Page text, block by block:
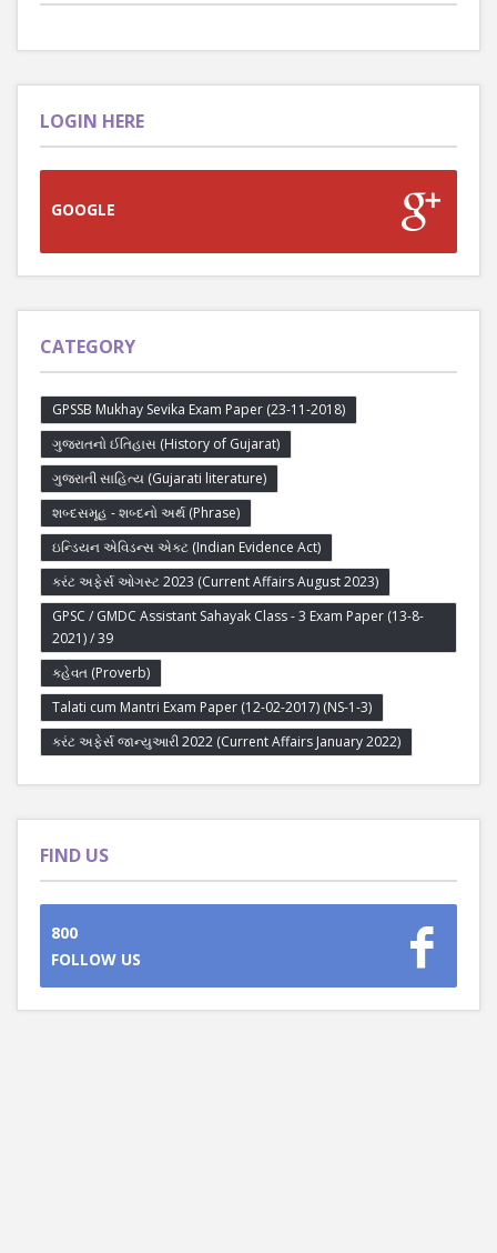
LOGIN HERE
GOOGLE
CATEGORY
GPSSB Mukhay Sevika Exam Paper (23-11-2018)
ગુજરાતનો ઈતિહાસ (History of Gujarat)
ગુજરાતી સાહિત્ય (Gujarati literature)
શબ્દસમૂહ - શબ્દનો અર્થ (Phrase)
ઇન્ડિયન એવિડન્સ એક્ટ (Indian Evidence Act)
કરંટ અફેર્સ ઓગસ્ટ 2023 (Current Affairs August 2023)
GPSC / GMDC Assistant Sahayak Class - 3 Exam Paper (13-8-
2021) / 39
કહેવત (Proverb)
Talati cum Mantri Exam Paper (12-02-2017) (NS-1-3)
કરંટ અફેર્સ જાન્યુઆરી 2022 (Current Affairs January 2022)
FIND US
800
FOLLOW US